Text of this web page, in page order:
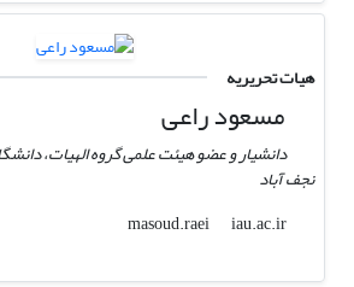
هیات تحریریه
مسعود راعی
دانشیار و عضو هیئت علمی گروه الهیات،
نجف آباد
masoud.raei
iau.ac.ir